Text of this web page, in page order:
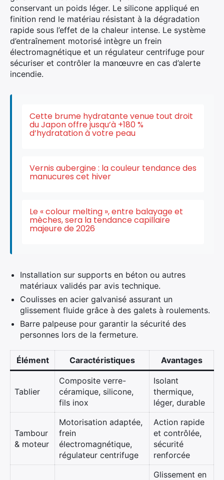
conservant un poids léger. Le silicone appliqué en
finition rend le matériau résistant à la dégradation
rapide sous l’effet de la chaleur intense. Le système
d’entraînement motorisé intègre un frein
électromagnétique et un régulateur centrifuge pour
sécuriser et contrôler la manœuvre en cas d’alerte
incendie.
Cette brume hydratante venue tout droit
du Japon offre jusqu’à +180 %
d’hydratation à votre peau
Vernis aubergine : la couleur tendance des
manucures cet hiver
Le « colour melting », entre balayage et
mèches, sera la tendance capillaire
majeure de 2026
Installation sur supports en béton ou autres
matériaux validés par avis technique.
Coulisses en acier galvanisé assurant un
glissement fluide grâce à des galets à roulements.
Barre palpeuse pour garantir la sécurité des
personnes lors de la fermeture.
Élément Caractéristiques Avantages
Tablier
Composite verre-
céramique, silicone,
fils inox
Isolant
thermique,
léger, durable
Tambour
& moteur
Motorisation adaptée,
frein
électromagnétique,
régulateur centrifuge
Action rapide
et contrôlée,
sécurité
renforcée
Glissement en